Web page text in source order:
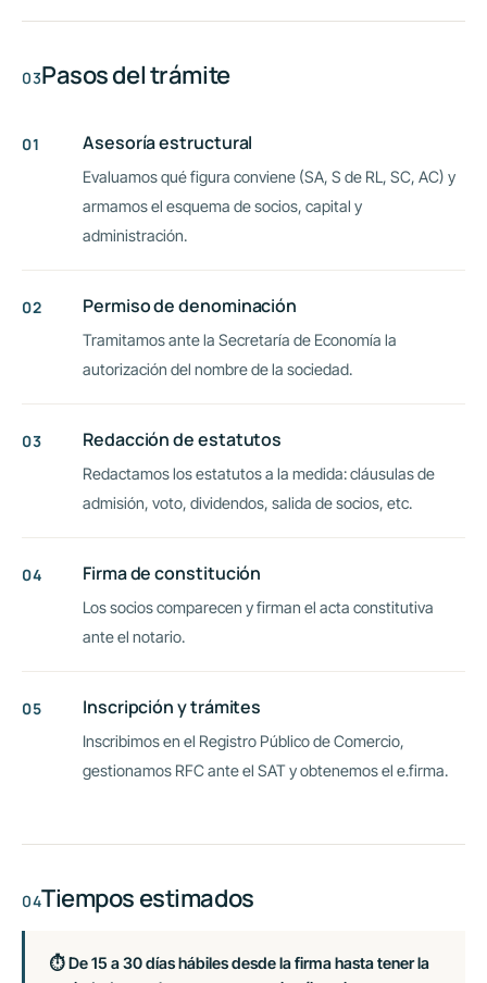
Pasos del trámite
Asesoría estructural
Evaluamos qué figura conviene (SA, S de RL, SC, AC) y
armamos el esquema de socios, capital y
administración.
Permiso de denominación
Tramitamos ante la Secretaría de Economía la
autorización del nombre de la sociedad.
Redacción de estatutos
Redactamos los estatutos a la medida: cláusulas de
admisión, voto, dividendos, salida de socios, etc.
Firma de constitución
Los socios comparecen y firman el acta constitutiva
ante el notario.
Inscripción y trámites
Inscribimos en el Registro Público de Comercio,
gestionamos RFC ante el SAT y obtenemos el e.firma.
Tiempos estimados
⏱ De 15 a 30 días hábiles desde la firma hasta tener la